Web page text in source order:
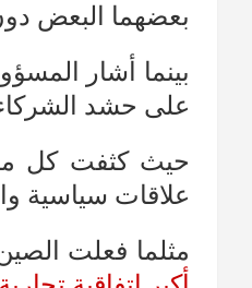
بعضهما البعض
بينما أشار
على حشد الشركاء
حيث كثفت كل من
علاقات سياسية
مثلما فعلت